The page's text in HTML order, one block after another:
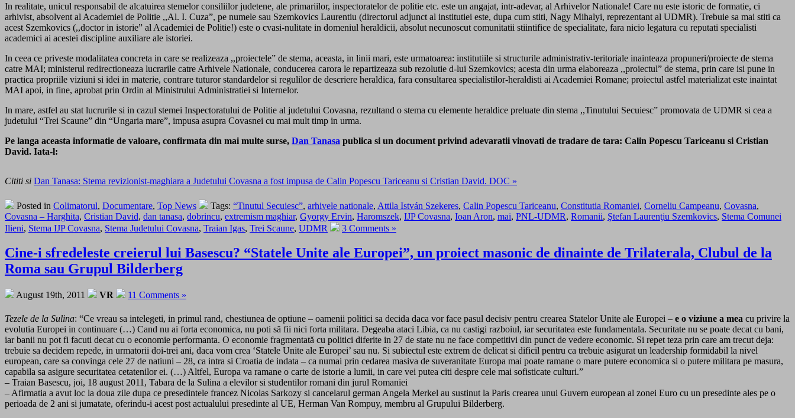
In realitate, unicul responsabil de alcatuirea stemelor consiliilor judetene, ale primariilor, inspectoratelor de politie etc. este un angajat, intr-adevar, al Arhivelor Nationale! Care nu este istoric de formatie, ci
arhivist, absolvent al Academiei de Politie ,,Al. I. Cuza”, pe numele sau Szemkovics Laurentiu (directorul adjunct al institutiei este, dupa cum stiti, Nagy Mihalyi, reprezentant al UDMR). Trebuie sa mai stiti ca
acest Szemkovics (,,doctor in istorie” al Academiei de Politie!) este o cvasi-nulitate in domeniul heraldicii, absolut necunoscut comunitatii stiintifice de specialitate, fara nicio legatura cu reputati specialisti
academici ai acestei discipline auxiliare ale istoriei.
In ceea ce priveste modalitatea concreta in care se realizeaza ,,proiectele” de stema, aceasta, in linii mari, este urmatoarea: institutiile si structurile administrativ-teritoriale inainteaza propuneri/proiecte de stema
catre MAI; ministerul redirectioneaza lucrarile catre Arhivele Nationale, conducerea carora le repartizeaza sub rezolutie d-lui Szemkovics; acesta din urma elaboreaza ,,proiectul” de stema, prin care isi pune in
practica propriile viziuni si idei in materie, contrare tuturor standardelor si regulilor de descriere heraldica, fara consultarea specialistilor-heraldisti ai Academiei Romane; proiectul astfel materializat este inaintat
MAI apoi, in fine, aprobat prin Ordin al Ministrului Administratiei si Internelor.
In mare, astfel au stat lucrurile si in cazul stemei Inspectoratului de Politie al judetului Covasna, rezultand o stema cu elemente heraldice preluate din stema ,,Tinutului Secuiesc” promovata de UDMR si cea a
judetului “Trei Scaune” din “Ungaria mare”, impusa asupra Covasnei cu mai mult timp in urma.
Pe langa aceasta informatie de valoare, confirmata din mai multe surse, Dan Tanasa publica si un document privind adevaratii vinovati de tradare de tara: Calin Popescu Tariceanu si Cristian
David. Iata-l:
Cititi si Dan Tanasa: Stema revizionist-maghiara a Judetului Covasna a fost impusa de Calin Popescu Tariceanu si Cristian David. DOC »
Posted in Colimatorul, Documentare, Top News Tags: “Tinutul Secuiesc”, arhivele nationale, Attila István Szekeres, Calin Popescu Tariceanu, Constitutia Romaniei, Corneliu Campeanu, Covasna,
Covasna – Harghita, Cristian David, dan tanasa, dobrincu, extremism maghiar, Gyorgy Ervin, Haromszek, IJP Covasna, Ioan Aron, mai, PNL-UDMR, Romanii, Ştefan Laurenţiu Szemkovics, Stema Comunei
Ilieni, Stema IJP Covasna, Stema Judetului Covasna, Traian Igas, Trei Scaune, UDMR 3 Comments »
Cine-i sfredeleste creierul lui Basescu? “Statele Unite ale Europei”, un proiect masonic de dinainte de Trilaterala, Clubul de la
Roma sau Grupul Bilderberg
August 19th, 2011 VR 11 Comments »
Tezele de la Sulina: “Ce vreau sa intelegeti, in primul rand, chestiunea de optiune – oamenii politici sa decida daca vor face pasul decisiv pentru crearea Statelor Unite ale Europei – e o viziune a mea cu privire la
evolutia Europei in continuare (…) Cand nu ai forta economica, nu poti să fii nici forta militara. Degeaba ataci Libia, ca nu castigi razboiul, iar securitatea este fundamentala. Securitate nu se poate decat cu bani,
iar banii nu pot fi facuti decat cu o economie performanta. O economie fragmentată cu politici diferite in 27 de state nu ne face competitivi din punct de vedere economic. Si repet teza prin care am trecut deja:
trebuie sa decidem repede, in urmatorii doi-trei ani, daca vom crea ‘Statele Unite ale Europei’ sau nu. Si subiectul este extrem de delicat si dificil pentru ca trebuie asigurat un leadership formidabil la nivel
european, care sa convinga cele 27 de natiuni – 28, ca intra si Croatia de indata – ca numai prin cedarea masiva de suveranitate Europa mai poate ramane o mare putere economica si o putere militara pe masura,
capabila sa asigure securitatea cetatenilor ei. (…) Altfel, Europa va ramane o carte de istorie a lumii, in care vei putea citi despre cele mai sofisticate culturi.”
– Traian Basescu, joi, 18 august 2011, Tabara de la Sulina a elevilor si studentilor romani din jurul Romaniei
– Afirmatia a avut loc la doua zile dupa ce presedintele francez Nicolas Sarkozy si cancelarul german Angela Merkel au sustinut la Paris crearea unui Guvern european al zonei Euro cu un presedinte ales pe o
perioada de 2 ani si jumatate, oferindu-i acest post actualului presedinte al UE, Herman Van Rompuy, membru al Grupului Bilderberg.